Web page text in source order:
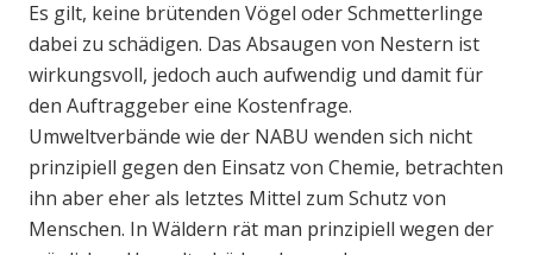
Es gilt, keine brütenden Vögel oder Schmetterlinge
dabei zu schädigen. Das Absaugen von Nestern ist
wirkungsvoll, jedoch auch aufwendig und damit für
den Auftraggeber eine Kostenfrage.
Umweltverbände wie der NABU wenden sich nicht
prinzipiell gegen den Einsatz von Chemie, betrachten
ihn aber eher als letztes Mittel zum Schutz von
Menschen. In Wäldern rät man prinzipiell wegen der